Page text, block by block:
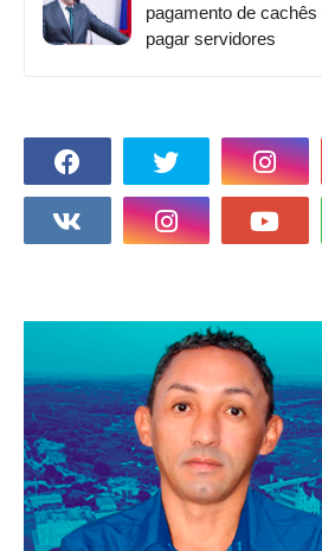
pagamento de
pagar servidores